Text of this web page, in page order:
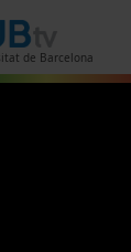
de Barcelona